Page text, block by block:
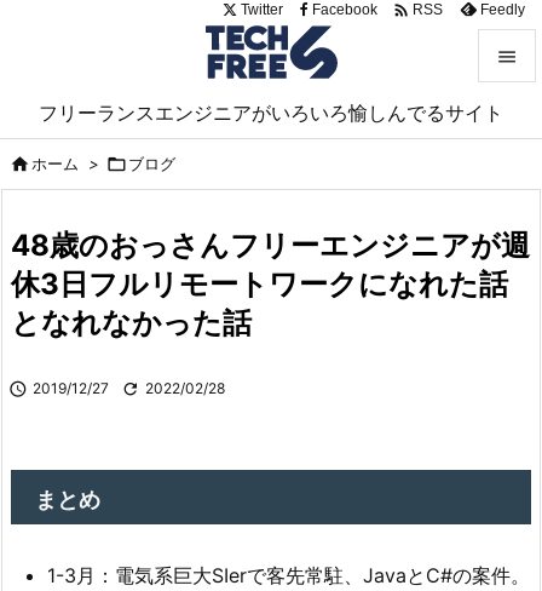
フリーランスエンジニアがいろいろ愉しんでるサイト


サイド

前へ

Twitter Facebook  RSS Feedly
ホーム > ブログ
48歳のおっさんフリーエンジニアが週
休3日フルリモートワークになれた話
となれなかった話
 2019/12/27  2022/02/28
まとめ
1-3月：電気系巨大SIerで客先常駐、JavaとC#の案件。